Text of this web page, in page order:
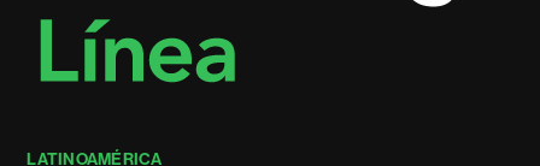
LATINOAMÉRICA